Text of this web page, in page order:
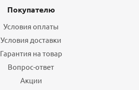
Покупателю
Условия оплаты
Условия доставки
Гарантия на товар
Вопрос-ответ
Акции